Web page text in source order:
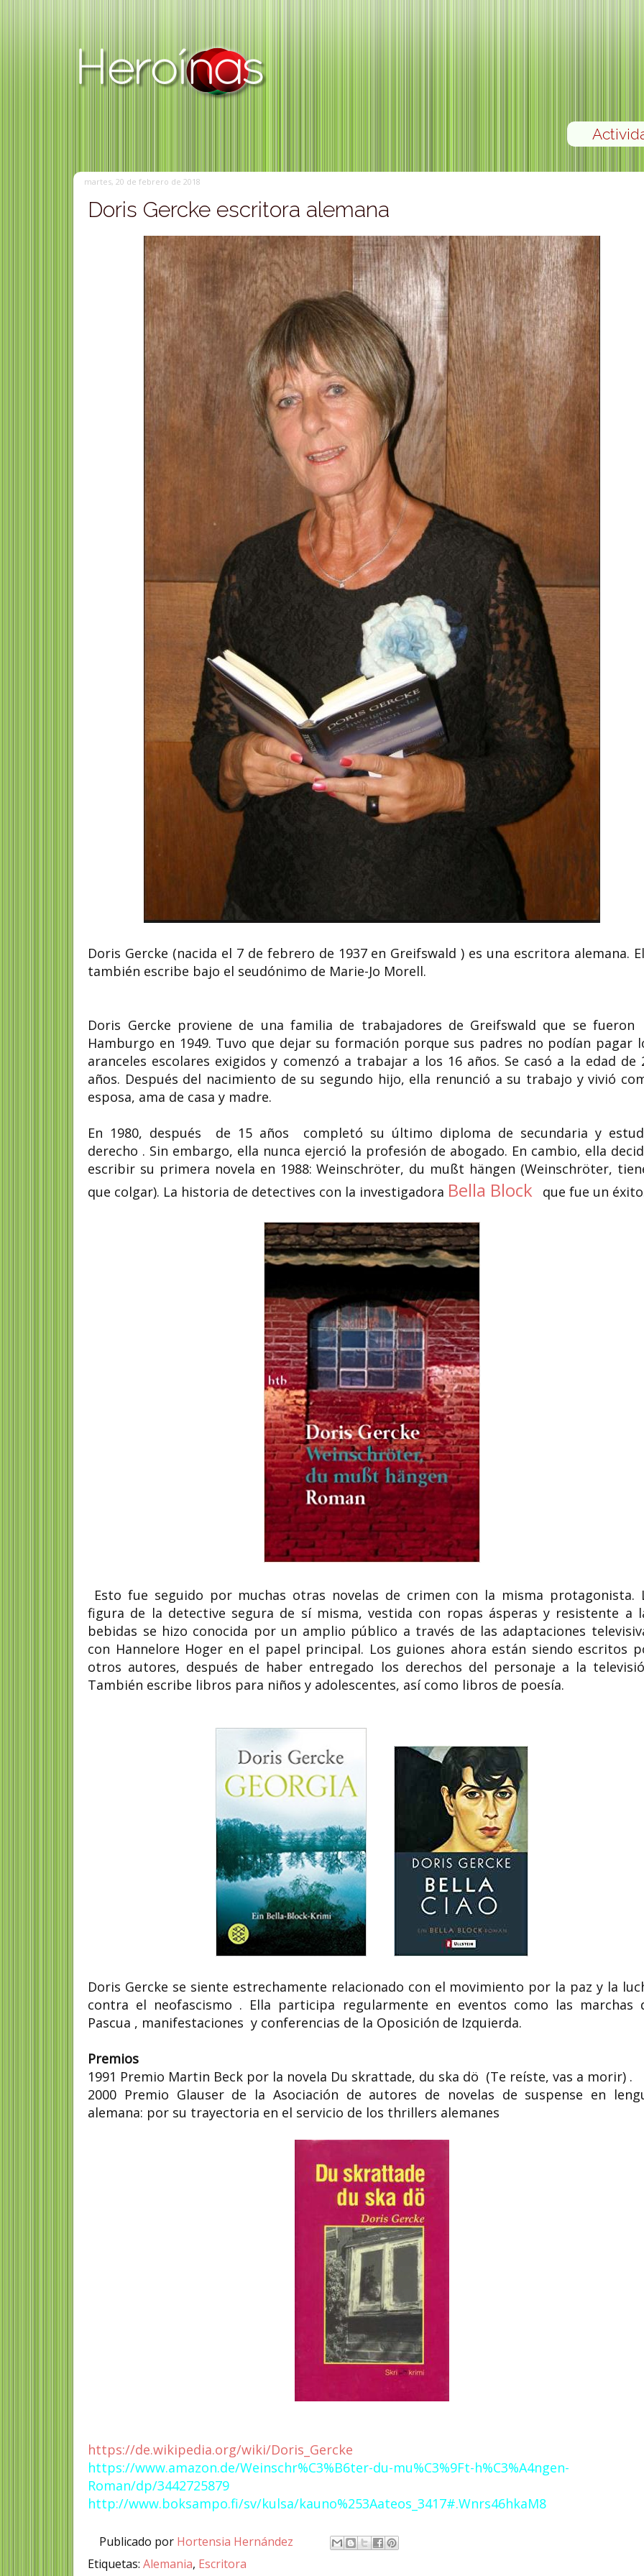
martes, 20 de febrero de 2018
Doris Gercke escritora alemana
Doris Gercke (nacida el 7 de febrero de 1937 en Greifswald ) es una escritora alemana.
también escribe bajo el seudónimo de Marie-Jo Morell.
Doris Gercke proviene de una familia de trabajadores de Greifswald que se
Hamburgo en 1949. Tuvo que dejar su formación porque sus padres no podían pagar
aranceles escolares exigidos y comenzó a trabajar a los 16 años. Se casó a la edad de
años. Después del nacimiento de su segundo hijo, ella renunció a su trabajo y vivió
esposa, ama de casa y madre.
En 1980, después de 15 años completó su último diploma de secundaria y
derecho . Sin embargo, ella nunca ejerció la profesión de abogado. En cambio, ella
escribir su primera novela en 1988: Weinschröter, du mußt hängen (Weinschröter,
que colgar). La historia de detectives con la investigadora Bella Block que fue un
Esto fue seguido por muchas otras novelas de crimen con la misma protagonista.
figura de la detective segura de sí misma, vestida con ropas ásperas y resistente a
bebidas se hizo conocida por un amplio público a través de las adaptaciones
con Hannelore Hoger en el papel principal. Los guiones ahora están siendo escritos
otros autores, después de haber entregado los derechos del personaje a la
También escribe libros para niños y adolescentes, así como libros de poesía.
Doris Gercke se siente estrechamente relacionado con el movimiento por la paz y la
contra el neofascismo . Ella participa regularmente en eventos como las marchas
Pascua , manifestaciones y conferencias de la Oposición de Izquierda.
Premios
1991 Premio Martin Beck por la novela Du skrattade, du ska dö (Te reíste, vas a morir) .
2000 Premio Glauser de la Asociación de autores de novelas de suspense en
alemana: por su trayectoria en el servicio de los thrillers alemanes
https://de.wikipedia.org/wiki/Doris_Gercke
https://www.amazon.de/Weinschr%C3%B6ter-du-mu%C3%9Ft-h%C3%A4ngen-
Roman/dp/3442725879
http://www.boksampo.fi/sv/kulsa/kauno%253Aateos_3417#.Wnrs46hkaM8
Publicado por Hortensia Hernández
Etiquetas:Alemania, Escritora
Ángela Betancourt pintora
mexicana
Ángela Betancourt ( Colima, México
14 de junio de 1873-11 de marzo de
1971) fue una pintora...
Rosaura
de cine y
escritora
Rosaura Revueltas
agosto de 1910,
México — 30 de abril